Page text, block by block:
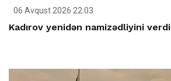
06 Avqust 2026 22:03
Kadırov yenidən namizədliyini verdi